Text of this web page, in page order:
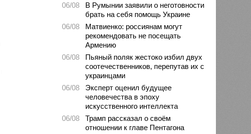
06/08
В Румынии заявили о неготовности
брать на себя помощь Украине
06/08
Матвиенко: россиянам могут
рекомендовать не посещать
Армению
06/08
Пьяный поляк жестоко избил двух
соотечественников, перепутав их с
украинцами
06/08
Эксперт оценил будущее
человечества в эпоху
искусственного интеллекта
06/08
Трамп рассказал о своём
отношении к главе Пентагона